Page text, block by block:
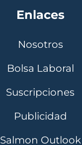
Enlaces
Nosotros
Bolsa Laboral
Suscripciones
Publicidad
Salmon Outlook